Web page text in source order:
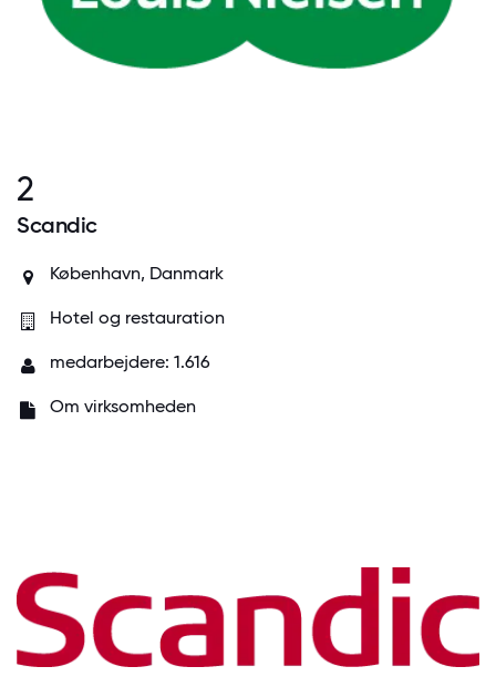
2
Scandic
København, Danmark
Hotel og restauration
medarbejdere: 1.616
Om virksomheden